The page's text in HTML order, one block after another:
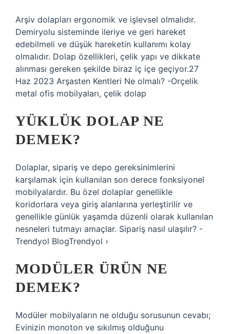
Arşiv dolapları ergonomik ve işlevsel olmalıdır.
Demiryolu sisteminde ileriye ve geri hareket
edebilmeli ve düşük hareketin kullanımı kolay
olmalıdır. Dolap özellikleri, çelik yapı ve dikkate
alınması gereken şekilde biraz iç içe geçiyor.27
Haz 2023 Arşasten Kentleri Ne olmalı? -Orçelik
metal ofis mobilyaları, çelik dolap
YÜKLÜK DOLAP NE
DEMEK?
Dolaplar, sipariş ve depo gereksinimlerini
karşılamak için kullanılan son derece fonksiyonel
mobilyalardır. Bu özel dolaplar genellikle
koridorlara veya giriş alanlarına yerleştirilir ve
genellikle günlük yaşamda düzenli olarak kullanılan
nesneleri tutmayı amaçlar. Sipariş nasıl ulaşılır? -
Trendyol BlogTrendyol ›
MODÜLER ÜRÜN NE
DEMEK?
Modüler mobilyaların ne olduğu sorusunun cevabı;
Evinizin monoton ve sıkılmış olduğunu